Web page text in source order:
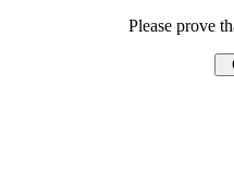
Please prove